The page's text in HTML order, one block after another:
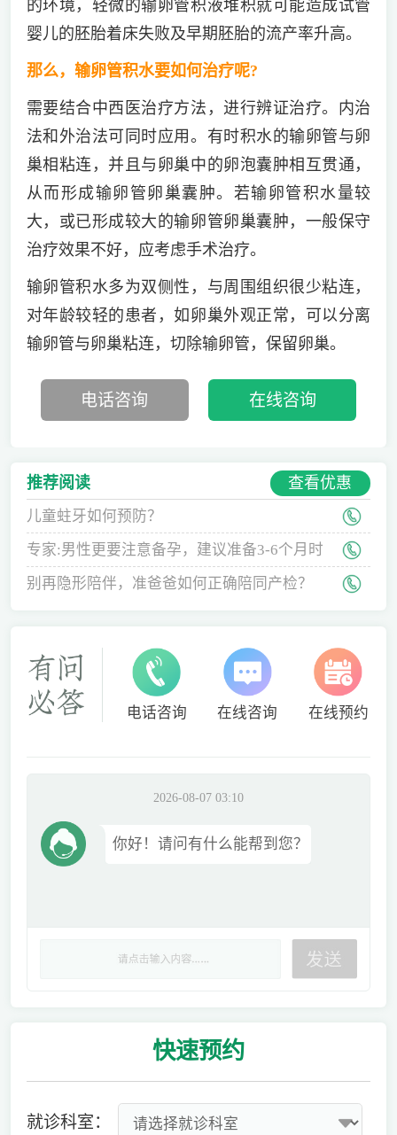
的环境，轻微的输卵管积液堆积就可能造成试管
婴儿的胚胎着床失败及早期胚胎的流产率升高。
那么，输卵管积水要如何治疗呢?
需要结合中西医治疗方法，进行辨证治疗。内治
法和外治法可同时应用。有时积水的输卵管与卵
巢相粘连，并且与卵巢中的卵泡囊肿相互贯通，
从而形成输卵管卵巢囊肿。若输卵管积水量较
大，或已形成较大的输卵管卵巢囊肿，一般保守
治疗效果不好，应考虑手术治疗。
输卵管积水多为双侧性，与周围组织很少粘连，
对年龄较轻的患者，如卵巢外观正常，可以分离
输卵管与卵巢粘连，切除输卵管，保留卵巢。
电话咨询 在线咨询
推荐阅读 查看优惠
儿童蛀牙如何预防？
专家:男性更要注意备孕，建议准备3-6个月时
间
别再隐形陪伴，准爸爸如何正确陪同产检？
电话咨询 在线咨询 在线预约
2026-08-07 03:10
你好！请问有什么能帮到您？
快速预约
就诊科室：